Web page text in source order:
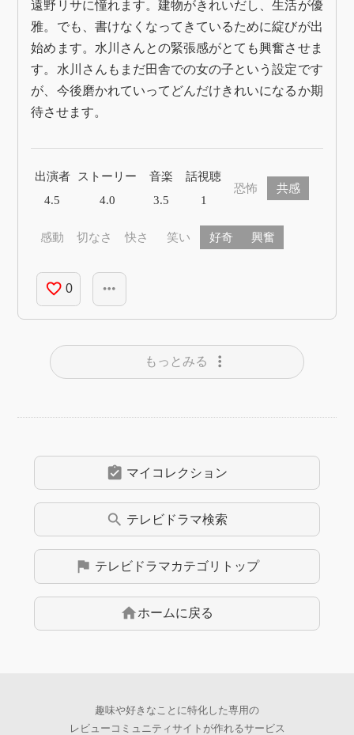
遠野リサに憧れます。建物がきれいだし、生活が優
雅。でも、書けなくなってきているために綻びが出
始めます。水川さんとの緊張感がとても興奮させま
す。水川さんもまだ田舎での女の子という設定です
が、今後磨かれていってどんだけきれいになるか期
待させます。
出演者
4.5
ストーリー
4.0
音楽
3.5
話視聴
1
恐怖 共感
感動 切なさ 快さ 笑い 好奇 興奮
favorite_border 0 more_horiz
もっとみる more_vert
assignment_turned_in マイコレクション
search テレビドラマ検索
flag テレビドラマカテゴリトップ
homeホームに戻る
趣味や好きなことに特化した専用の
レビューコミュニティサイトが作れるサービス